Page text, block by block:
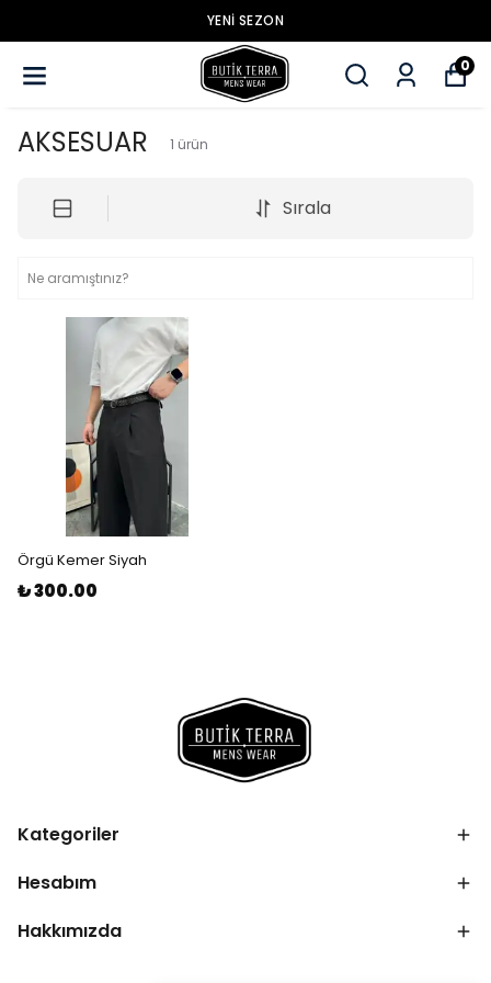
YENİ SEZON
0
AKSESUAR 1 ürün
Sırala
Örgü Kemer Siyah
₺ 300.00
Kategoriler
Hesabım
Hakkımızda